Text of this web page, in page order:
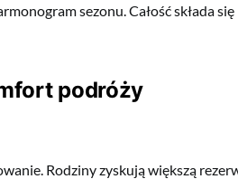
sezonu. Całość składa się
podróży
Rodziny zyskują większą